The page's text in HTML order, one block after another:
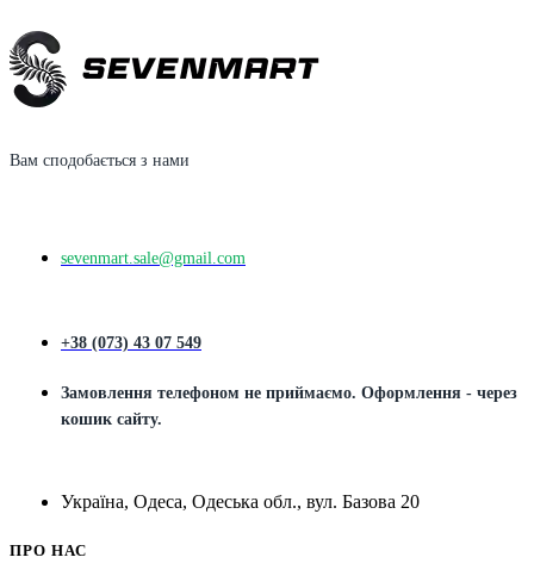
Вам сподобається з нами
sevenmart.sale@gmail.com
+38 (073) 43 07 549
Замовлення телефоном не приймаємо. Оформлення - через
кошик сайту.
Україна, Одеса, Одеська обл., вул. Базова 20
ПРО НАС